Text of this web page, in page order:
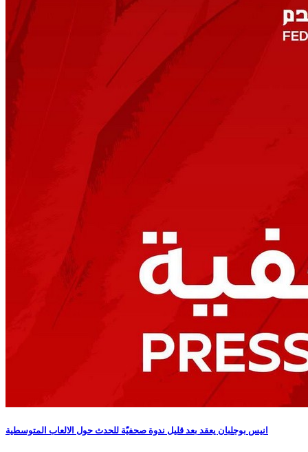
انيس بوجلبان يعقد بعد قليل ندوة صحفيّة للحدث حول الالعاب المتوسطية